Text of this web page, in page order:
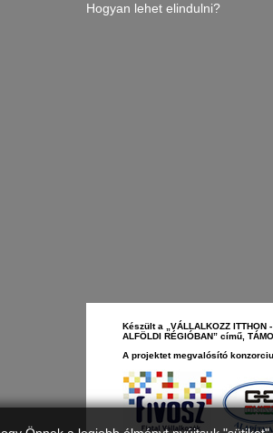
Hogyan lehet elindulni?
Készült a „VÁLLALKOZZ ITTHON
ALFÖLDI RÉGIÓBAN” című,
A projektet megvalósító